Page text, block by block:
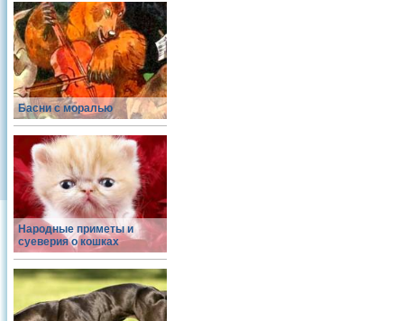
Басни с моралью
Народные приметы и
суеверия о кошках